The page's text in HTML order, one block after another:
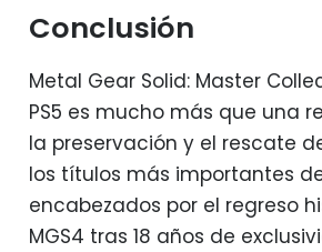
Conclusión
Metal Gear Solid: Master
PS5 es mucho más que una
la preservación y el rescate
los títulos más importantes
encabezados por el regreso
MGS4 tras 18 años de